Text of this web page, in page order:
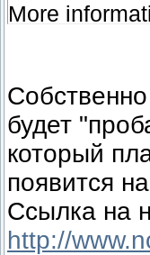
More
And yeah,
©Jonne
будет
который
появится
Ссылка на
http://